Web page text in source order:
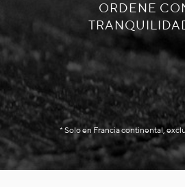
ORDENE
* Solo en Francia continental,